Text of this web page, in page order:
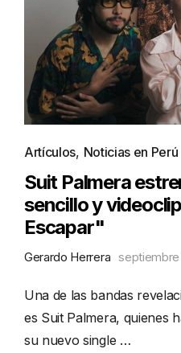
Artículos, Noticias en Perú
Suit Palmera
sencillo y
Escapar"
Gerardo Herrera septiembre
Una de las bandas
es Suit Palmera, quienes
su nuevo single …